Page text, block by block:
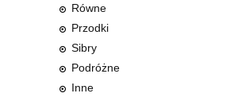
Równe
Przodki
Sibry
Podróżne
Inne